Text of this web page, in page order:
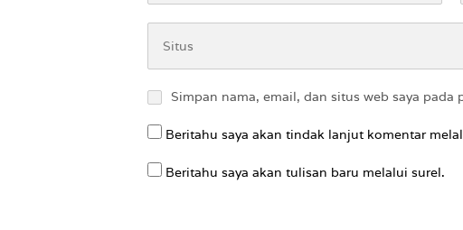
Simpan nama, email, dan situs web saya
Beritahu saya akan tindak lanjut komentar
Beritahu saya akan tulisan baru melalui surel.